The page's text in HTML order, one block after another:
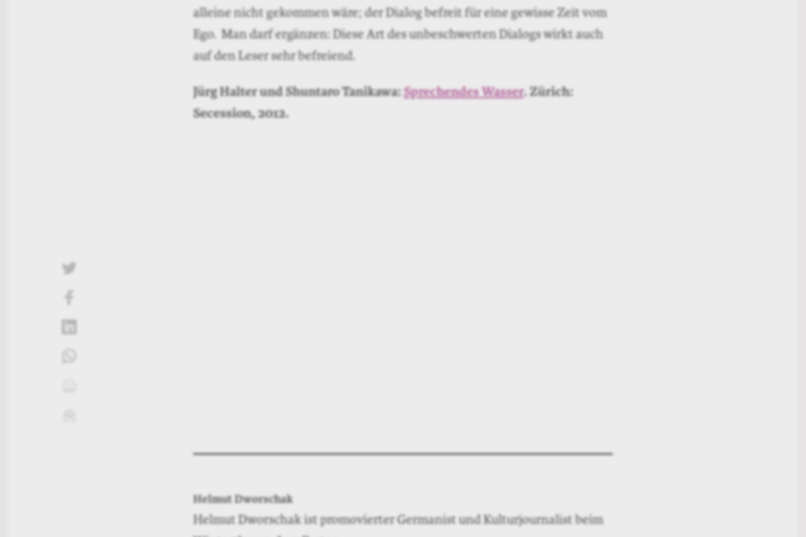
alleine nicht gekommen wäre; der Dialog befreit für eine gewisse Zeit vom
Ego. Man darf ergänzen: Diese Art des unbeschwerten Dialogs wirkt auch
auf den Leser sehr befreiend.
Jürg Halter und Shuntaro Tanikawa:Sprechendes Wasser. Zürich:
Secession, 2012.
Helmut Dworschak
Helmut Dworschak ist promovierter Germanist und Kulturjournalist beim